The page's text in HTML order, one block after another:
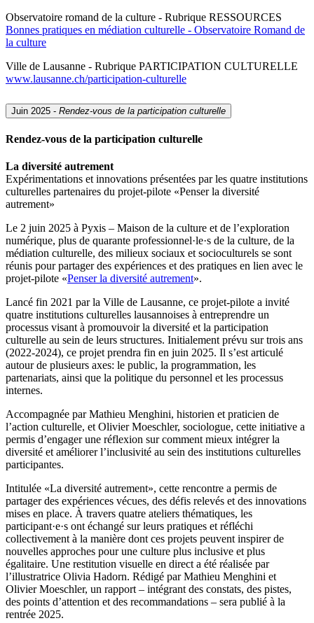
Observatoire romand de la culture - Rubrique RESSOURCES
Bonnes pratiques en médiation culturelle - Observatoire Romand de
la culture
Ville de Lausanne - Rubrique PARTICIPATION CULTURELLE
www.lausanne.ch/participation-culturelle
Juin 2025 - Rendez-vous de la participation culturelle
Rendez-vous de la participation culturelle
La diversité autrement
Expérimentations et innovations présentées par les quatre institutions
culturelles partenaires du projet-pilote «Penser la diversité
autrement»
Le 2 juin 2025 à Pyxis – Maison de la culture et de l’exploration
numérique, plus de quarante professionnel·le·s de la culture, de la
médiation culturelle, des milieux sociaux et socioculturels se sont
réunis pour partager des expériences et des pratiques en lien avec le
projet-pilote «Penser la diversité autrement».
Lancé fin 2021 par la Ville de Lausanne, ce projet-pilote a invité
quatre institutions culturelles lausannoises à entreprendre un
processus visant à promouvoir la diversité et la participation
culturelle au sein de leurs structures. Initialement prévu sur trois ans
(2022-2024), ce projet prendra fin en juin 2025. Il s’est articulé
autour de plusieurs axes: le public, la programmation, les
partenariats, ainsi que la politique du personnel et les processus
internes.
Accompagnée par Mathieu Menghini, historien et praticien de
l’action culturelle, et Olivier Moeschler, sociologue, cette initiative a
permis d’engager une réflexion sur comment mieux intégrer la
diversité et améliorer l’inclusivité au sein des institutions culturelles
participantes.
Intitulée «La diversité autrement», cette rencontre a permis de
partager des expériences vécues, des défis relevés et des innovations
mises en place. À travers quatre ateliers thématiques, les
participant·e·s ont échangé sur leurs pratiques et réfléchi
collectivement à la manière dont ces projets peuvent inspirer de
nouvelles approches pour une culture plus inclusive et plus
égalitaire. Une restitution visuelle en direct a été réalisée par
l’illustratrice Olivia Hadorn. Rédigé par Mathieu Menghini et
Olivier Moeschler, un rapport – intégrant des constats, des pistes,
des points d’attention et des recommandations – sera publié à la
rentrée 2025.